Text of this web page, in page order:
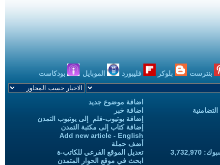
بنترست بلوكر فليبورد الموبايل بودكاست
اضافة موضوع جديد
اضافة خبر
إضافة يوتيوب-فلم إلى يوتيوب التمدن
إضافة كتاب إلى مكتبة التمدن
Add new article - English
أضف حملة
تعديل الموقع الفرعي للكاتب-ة
ابحث في موقع الحوار المتمدن